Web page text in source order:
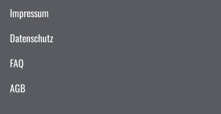
Impressum
Datenschutz
FAQ
AGB